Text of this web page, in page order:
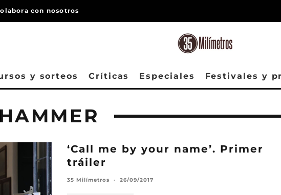
con nosotros
y sorteos Críticas Especiales Festivales y
‘Call me by your name’. Primer
tráiler
35 Milímetros · 26/09/2017